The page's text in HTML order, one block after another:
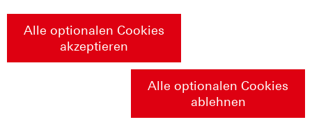
Alle optionalen Cookies
akzeptieren
Alle optionalen Cookies
ablehnen